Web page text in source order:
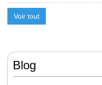
Voir tout
Blog